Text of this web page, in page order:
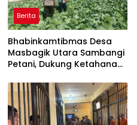
Berita
Bhabinkamtibmas Desa
Masbagik Utara Sambangi
Petani, Dukung Ketahanan
Pangan